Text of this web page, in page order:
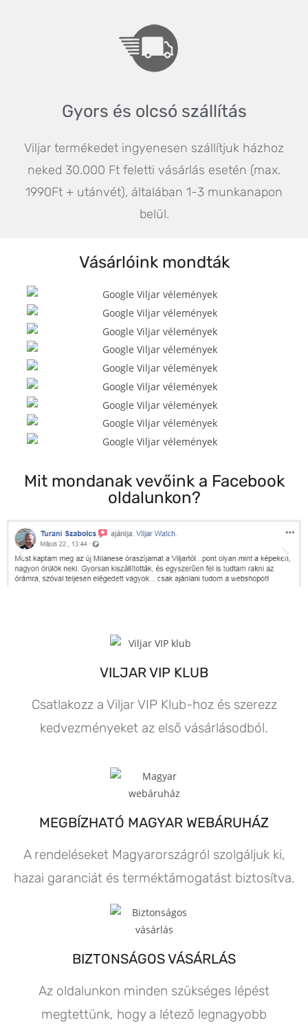
Gyors és olcsó szállítás
Viljar termékedet ingyenesen szállítjuk házhoz
neked 30.000 Ft feletti vásárlás esetén (max.
1990Ft + utánvét), általában 1-3 munkanapon
belül.
Vásárlóink mondták
Mit mondanak vevőink a Facebook
oldalunkon?
VILJAR VIP KLUB
Csatlakozz a Viljar VIP Klub-hoz és szerezz
kedvezményeket az első vásárlásodból.
MEGBÍZHATÓ MAGYAR WEBÁRUHÁZ
A rendeléseket Magyarországról szolgáljuk ki,
hazai garanciát és terméktámogatást biztosítva.
BIZTONSÁGOS VÁSÁRLÁS
Az oldalunkon minden szükséges lépést
megtettünk, hogy a létező legnagyobb